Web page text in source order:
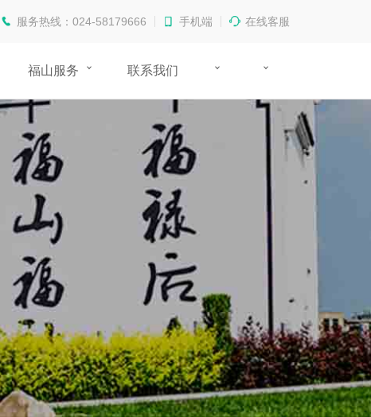
服务热线：024-58179666 手机端 在线客服
福山服务 联系我们